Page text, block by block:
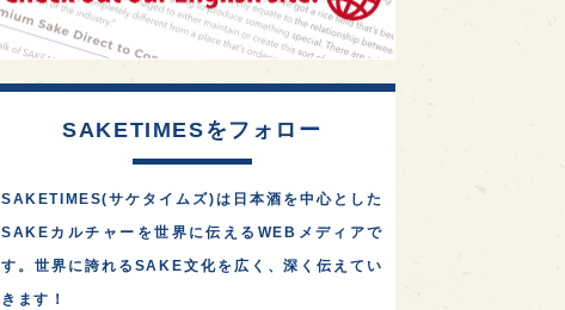
SAKETIMESをフォロー
SAKETIMES(サケタイムズ)は日本酒を中心とした
SAKEカルチャーを世界に伝えるWEBメディアで
す。世界に誇れるSAKE文化を広く、深く伝えてい
きます！